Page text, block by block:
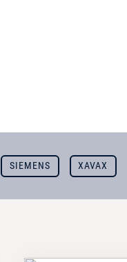
SIEMENS XAVAX